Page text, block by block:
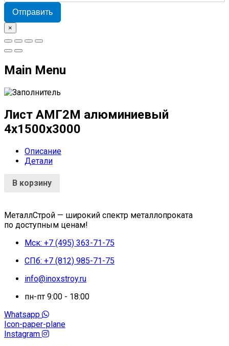
Отправить
×
Main Menu
Лист АМГ2М алюминиевый
4х1500х3000
Описание
Детали
В корзину
МеталлСтрой — широкий спектр металлопроката
по доступным ценам!
Мск: +7 (495) 363-71-75
СПб: +7 (812) 985-71-75
info@inoxstroy.ru
пн-пт 9:00 - 18:00
Whatsapp
Icon-paper-plane
Instagram